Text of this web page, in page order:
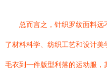
总而言之，针织罗纹面料远
了材料科学、纺织工艺和设计
毛衣到一件版型利落的运动服